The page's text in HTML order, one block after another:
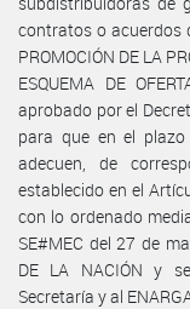
contratos o acuerdos
PROMOCIÓN DE LA
ESQUEMA DE
aprobado por el
para que en el
adecuen, de
establecido en el
con lo ordenado
SE#MEC del 27 de
DE LA NACIÓN y
Secretaría y al